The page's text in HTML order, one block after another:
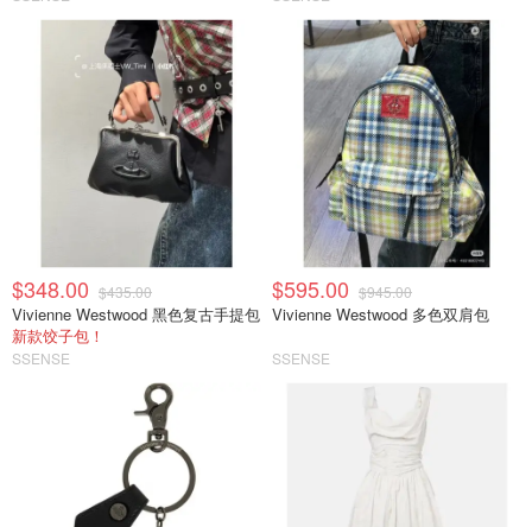
$348.00 $435.00
Vivienne Westwood 黑色复古手提包
新款饺子包！
SSENSE
$595.00 $945.00
Vivienne Westwood 多色双肩包
SSENSE